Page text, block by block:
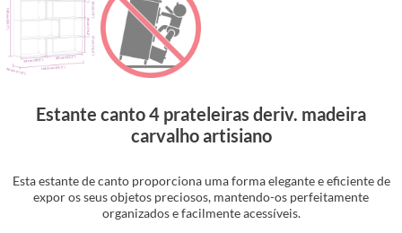
Estante canto 4 prateleiras deriv. madeira
carvalho artisiano
Esta estante de canto proporciona uma forma elegante e eficiente de
expor os seus objetos preciosos, mantendo-os perfeitamente
organizados e facilmente acessíveis.